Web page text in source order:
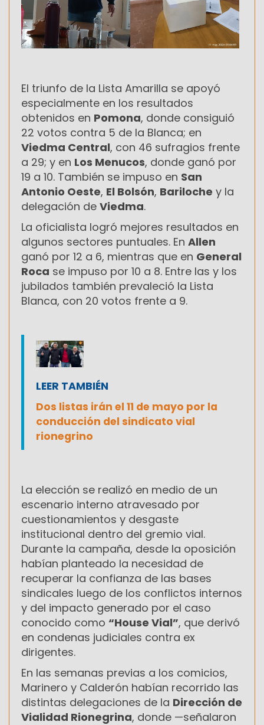
El triunfo de la Lista Amarilla se apoyó
especialmente en los resultados
obtenidos en Pomona, donde consiguió
22 votos contra 5 de la Blanca; en
Viedma Central, con 46 sufragios frente
a 29; y en Los Menucos, donde ganó por
19 a 10. También se impuso en San
Antonio Oeste, El Bolsón, Bariloche y la
delegación de Viedma.
La oficialista logró mejores resultados en
algunos sectores puntuales. En Allen
ganó por 12 a 6, mientras que en General
Roca se impuso por 10 a 8. Entre las y los
jubilados también prevaleció la Lista
Blanca, con 20 votos frente a 9.
LEER TAMBIÉN
Dos listas irán el 11 de mayo por la
conducción del sindicato vial
rionegrino
La elección se realizó en medio de un
escenario interno atravesado por
cuestionamientos y desgaste
institucional dentro del gremio vial.
Durante la campaña, desde la oposición
habían planteado la necesidad de
recuperar la confianza de las bases
sindicales luego de los conflictos internos
y del impacto generado por el caso
conocido como “House Vial”, que derivó
en condenas judiciales contra ex
dirigentes.
En las semanas previas a los comicios,
Marinero y Calderón habían recorrido las
distintas delegaciones de la Dirección de
Vialidad Rionegrina, donde —señalaron